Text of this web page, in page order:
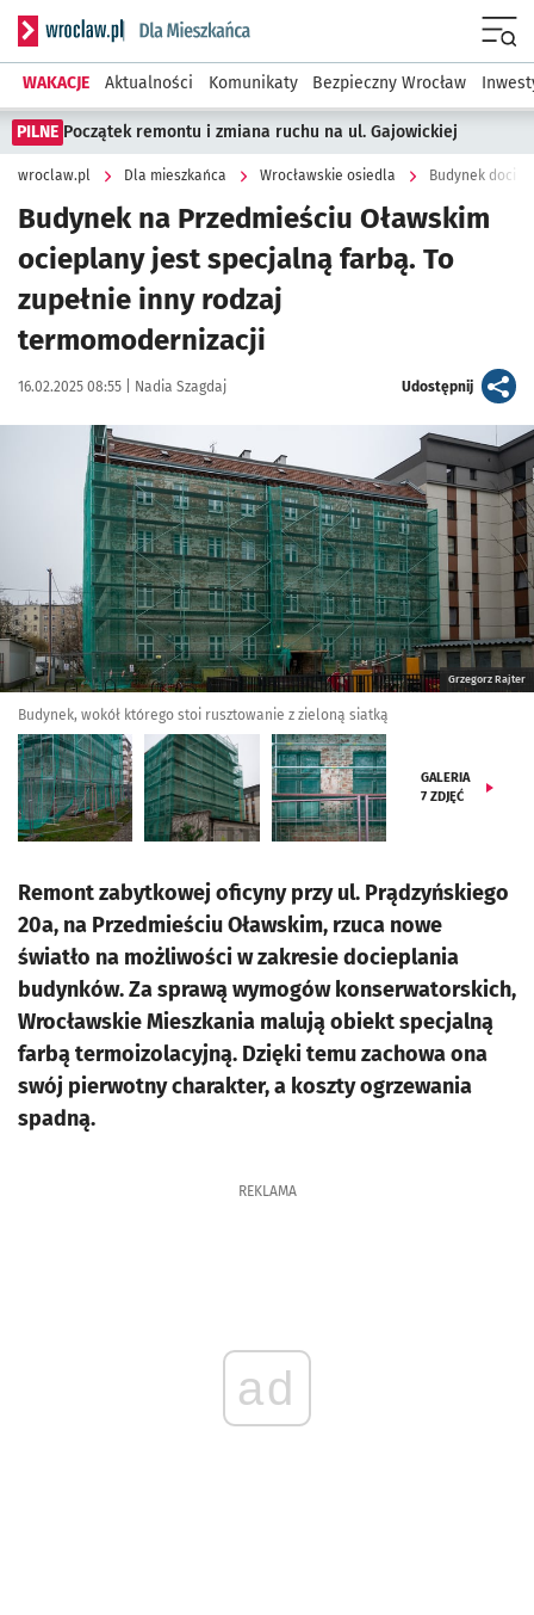
Serwis informacyjny wroclaw.pl podserwis: Dla mieszkańca
WAKACJE Aktualności Komunikaty Bezpieczny Wrocław
PILNE Początek remontu i zmiana ruchu na ul. Gajowickiej
wroclaw.pl Dla mieszkańca Wrocławskie osiedla Budynek
Budynek na Przedmieściu Oławskim
ocieplany jest specjalną farbą. To
zupełnie inny rodzaj
termomodernizacji
Data publikacji:
16.02.2025 08:55 | Autor:
Nadia Szagdaj Udostępnijartykuł
Kliknij, aby zobaczyć galerię
Grzegorz Rajter
Budynek, wokół którego stoi rusztowanie z zieloną siatką
GALERIA
7 ZDJĘĆ
Remont zabytkowej oficyny przy ul. Prądzyńskiego
20a, na Przedmieściu Oławskim, rzuca nowe
światło na możliwości w zakresie docieplania
budynków. Za sprawą wymogów konserwatorskich,
Wrocławskie Mieszkania malują obiekt specjalną
farbą termoizolacyjną. Dzięki temu zachowa ona
swój pierwotny charakter, a koszty ogrzewania
spadną.
REKLAMA
ad